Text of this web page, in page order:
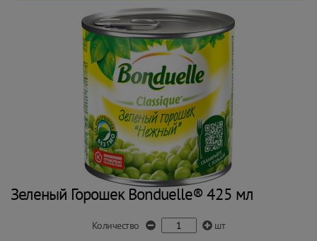
Зеленый Горошек Bonduelle® 425 мл
Количество шт